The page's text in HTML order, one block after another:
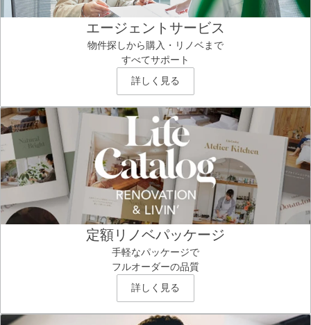
エージェントサービス
物件探しから購入・リノベまで
すべてサポート
詳しく見る
定額リノベパッケージ
手軽なパッケージで
フルオーダーの品質
詳しく見る